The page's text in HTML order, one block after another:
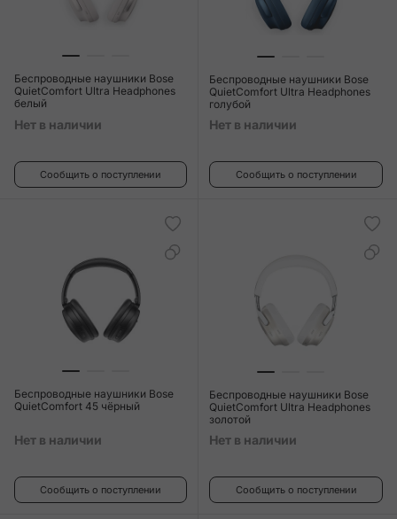
Беспроводные наушники Bose
QuietComfort Ultra Headphones
белый
Нет в наличии
Сообщить о поступлении
Беспроводные наушники Bose
QuietComfort Ultra Headphones
голубой
Нет в наличии
Сообщить о поступлении
Беспроводные наушники Bose
QuietComfort 45 чёрный
Нет в наличии
Сообщить о поступлении
Беспроводные наушники Bose
QuietComfort Ultra Headphones
золотой
Нет в наличии
Сообщить о поступлении